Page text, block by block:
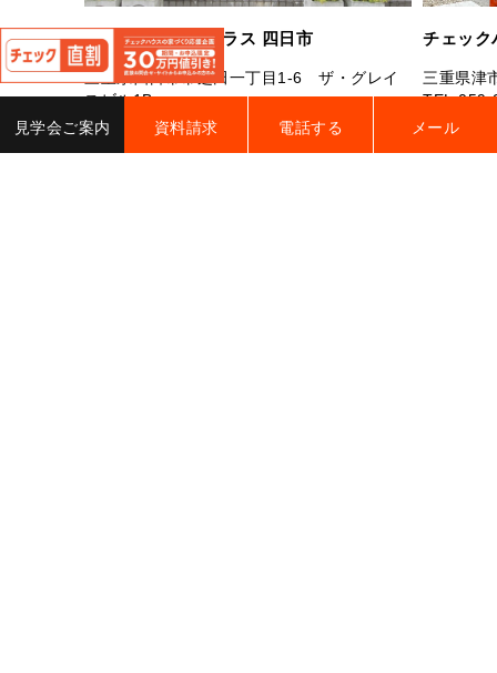
チェックハウスプラス 四日市
三重県四日市市芝田一丁目1-6 ザ・グレイ
スビル1B
TEL.
059-327-7181
FAX.059-327-7182
チェック
三重県津
TEL.059-
営業時間
見学会ご案内 資料請求 電話する メール